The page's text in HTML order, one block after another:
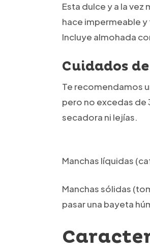
Esta dulce y a la
hace impermeable
Incluye almohada
Cuidados
Te recomendamos
pero no excedas de
secadora ni lejías.
Manchas líquidas
Manchas sólidas
pasar una bayeta